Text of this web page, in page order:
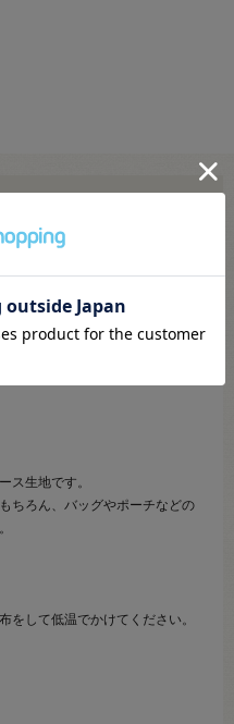
ス生地です。
ちろん、バッグやポーチなどの
をして低温でかけてください。